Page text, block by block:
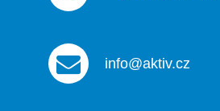
info@aktiv.cz